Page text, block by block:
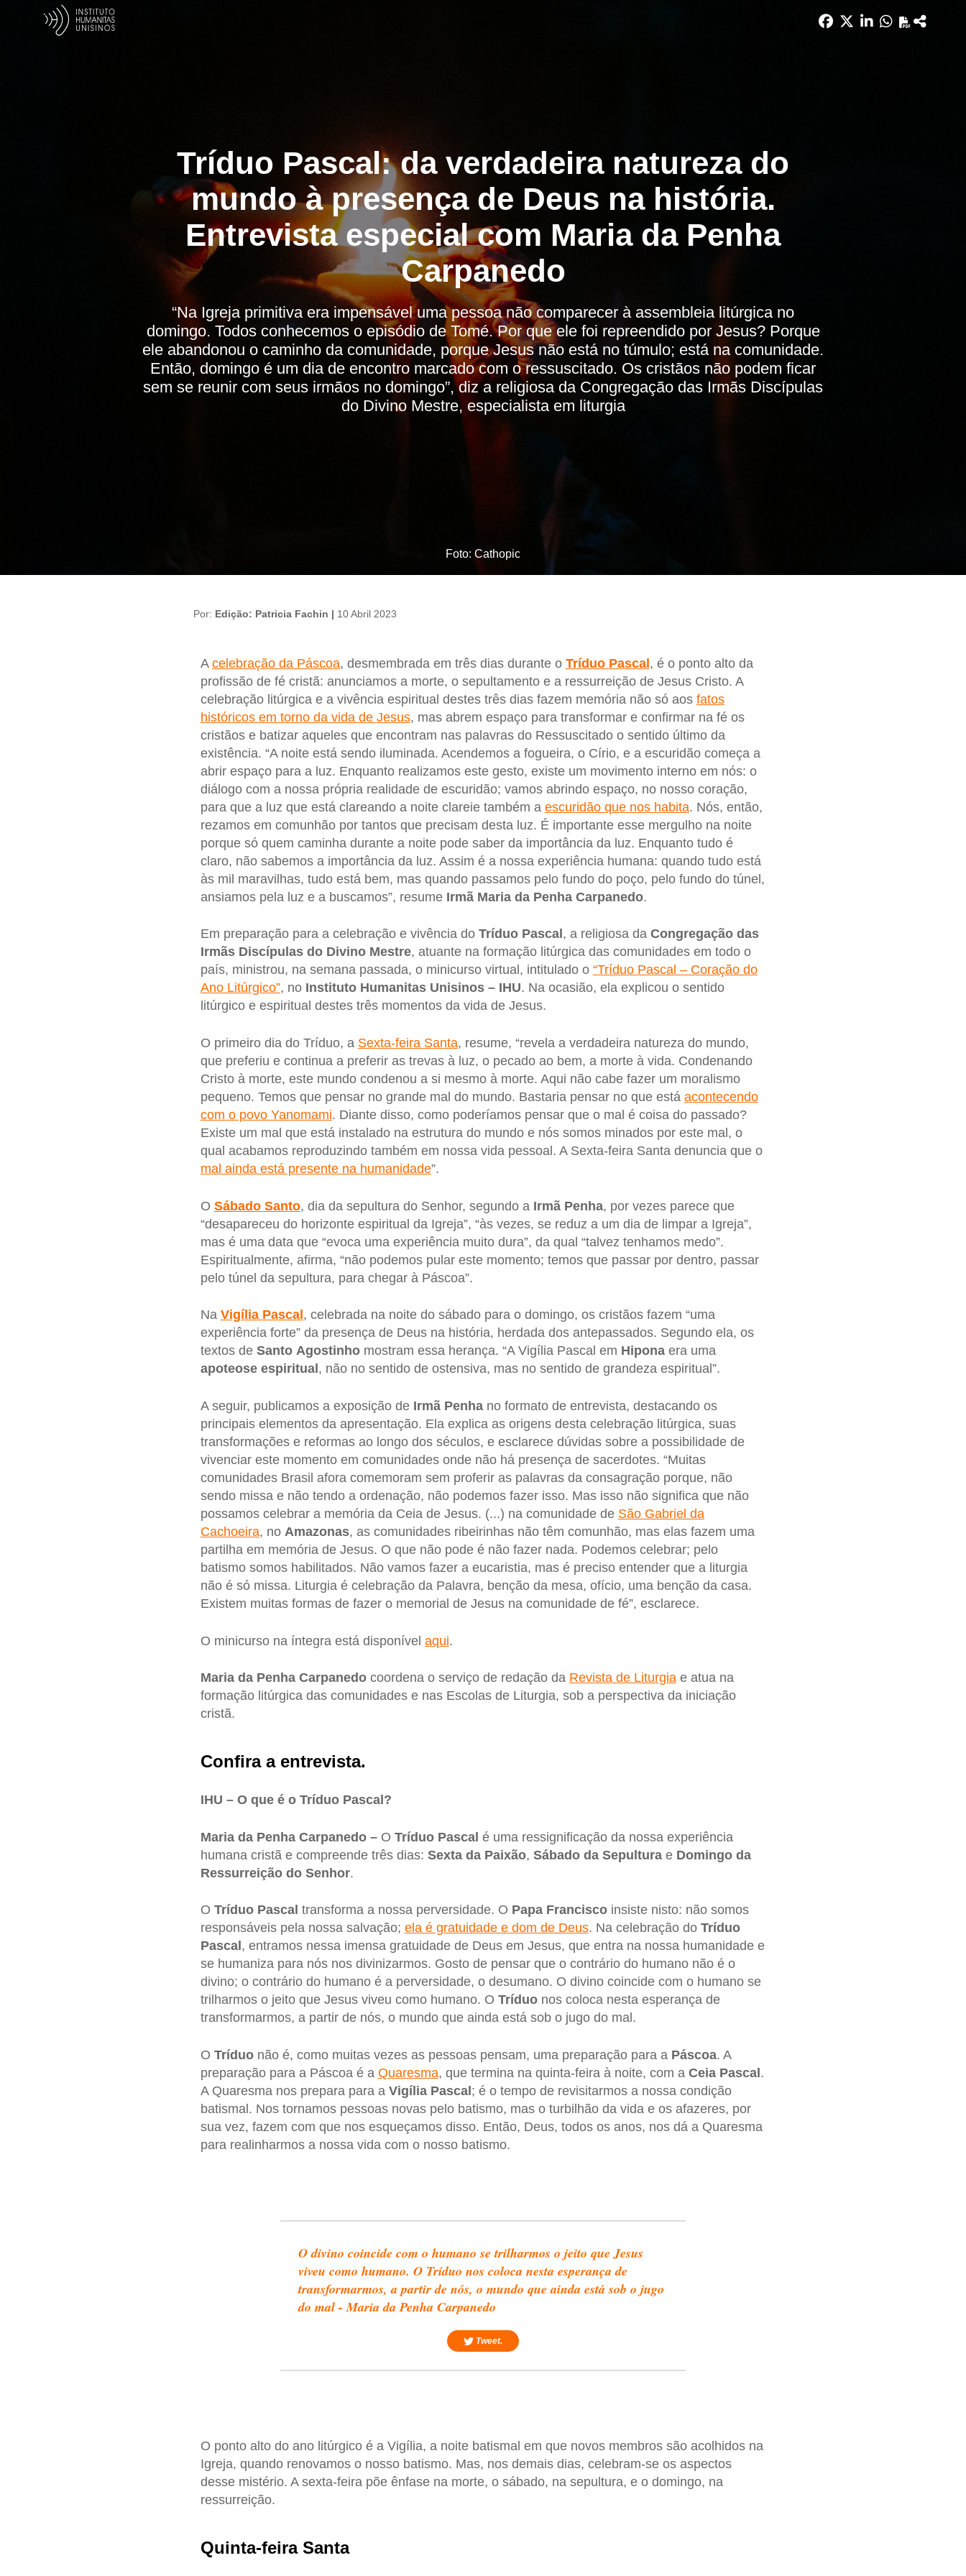
Tríduo Pascal: da verdadeira natureza do
mundo à presença de Deus na história.
Entrevista especial com Maria da Penha
Carpanedo
“Na Igreja primitiva era impensável uma pessoa não comparecer à assembleia litúrgica no
domingo. Todos conhecemos o episódio de Tomé. Por que ele foi repreendido por Jesus? Porque
ele abandonou o caminho da comunidade, porque Jesus não está no túmulo; está na comunidade.
Então, domingo é um dia de encontro marcado com o ressuscitado. Os cristãos não podem ficar
sem se reunir com seus irmãos no domingo”, diz a religiosa da Congregação das Irmãs Discípulas
do Divino Mestre, especialista em liturgia
Foto: Cathopic
Por: Edição: Patricia Fachin | 10 Abril 2023
A celebração da Páscoa, desmembrada em três dias durante o Tríduo Pascal, é o ponto alto da
profissão de fé cristã: anunciamos a morte, o sepultamento e a ressurreição de Jesus Cristo. A
celebração litúrgica e a vivência espiritual destes três dias fazem memória não só aos fatos
históricos em torno da vida de Jesus, mas abrem espaço para transformar e confirmar na fé os
cristãos e batizar aqueles que encontram nas palavras do Ressuscitado o sentido último da
existência. “A noite está sendo iluminada. Acendemos a fogueira, o Círio, e a escuridão começa a
abrir espaço para a luz. Enquanto realizamos este gesto, existe um movimento interno em nós: o
diálogo com a nossa própria realidade de escuridão; vamos abrindo espaço, no nosso coração,
para que a luz que está clareando a noite clareie também a escuridão que nos habita. Nós, então,
rezamos em comunhão por tantos que precisam desta luz. É importante esse mergulho na noite
porque só quem caminha durante a noite pode saber da importância da luz. Enquanto tudo é
claro, não sabemos a importância da luz. Assim é a nossa experiência humana: quando tudo está
às mil maravilhas, tudo está bem, mas quando passamos pelo fundo do poço, pelo fundo do túnel,
ansiamos pela luz e a buscamos”, resume Irmã Maria da Penha Carpanedo.
Em preparação para a celebração e vivência do Tríduo Pascal , a religiosa da Congregação das
Irmãs Discípulas do Divino Mestre, atuante na formação litúrgica das comunidades em todo o
país, ministrou, na semana passada, o minicurso virtual, intitulado o “Tríduo Pascal – Coração do
Ano Litúrgico”, no Instituto Humanitas Unisinos – IHU. Na ocasião, ela explicou o sentido
litúrgico e espiritual destes três momentos da vida de Jesus.
O primeiro dia do Tríduo, a Sexta-feira Santa, resume, “revela a verdadeira natureza do mundo,
que preferiu e continua a preferir as trevas à luz, o pecado ao bem, a morte à vida. Condenando
Cristo à morte, este mundo condenou a si mesmo à morte. Aqui não cabe fazer um moralismo
pequeno. Temos que pensar no grande mal do mundo. Bastaria pensar no que está acontecendo
com o povo Yanomami. Diante disso, como poderíamos pensar que o mal é coisa do passado?
Existe um mal que está instalado na estrutura do mundo e nós somos minados por este mal, o
qual acabamos reproduzindo também em nossa vida pessoal. A Sexta-feira Santa denuncia que o
mal ainda está presente na humanidade”.
O Sábado Santo, dia da sepultura do Senhor, segundo a Irmã Penha, por vezes parece que
“desapareceu do horizonte espiritual da Igreja”, “às vezes, se reduz a um dia de limpar a Igreja”,
mas é uma data que “evoca uma experiência muito dura”, da qual “talvez tenhamos medo”.
Espiritualmente, afirma, “não podemos pular este momento; temos que passar por dentro, passar
pelo túnel da sepultura, para chegar à Páscoa”.
Na Vigília Pascal , celebrada na noite do sábado para o domingo, os cristãos fazem “uma
experiência forte” da presença de Deus na história, herdada dos antepassados. Segundo ela, os
textos de Santo Agostinhomostram essa herança. “A Vigília Pascal em Hiponaera uma
apoteose espiritual , não no sentido de ostensiva, mas no sentido de grandeza espiritual”.
A seguir, publicamos a exposição de Irmã Penhano formato de entrevista, destacando os
principais elementos da apresentação. Ela explica as origens desta celebração litúrgica, suas
transformações e reformas ao longo dos séculos, e esclarece dúvidas sobre a possibilidade de
vivenciar este momento em comunidades onde não há presença de sacerdotes. “Muitas
comunidades Brasil afora comemoram sem proferir as palavras da consagração porque, não
sendo missa e não tendo a ordenação, não podemos fazer isso. Mas isso não significa que não
possamos celebrar a memória da Ceia de Jesus. (...) na comunidade de São Gabriel da
Cachoeira, no Amazonas, as comunidades ribeirinhas não têm comunhão, mas elas fazem uma
partilha em memória de Jesus. O que não pode é não fazer nada. Podemos celebrar; pelo
batismo somos habilitados. Não vamos fazer a eucaristia, mas é preciso entender que a liturgia
não é só missa. Liturgia é celebração da Palavra, benção da mesa, ofício, uma benção da casa.
Existem muitas formas de fazer o memorial de Jesus na comunidade de fé”, esclarece.
O minicurso na íntegra está disponível aqui.
Maria da Penha Carpanedocoordena o serviço de redação da Revista de Liturgiae atua na
formação litúrgica das comunidades e nas Escolas de Liturgia, sob a perspectiva da iniciação
cristã.
Confira a entrevista.
IHU – O que é o Tríduo Pascal?
Maria da Penha Carpanedo –O Tríduo Pascal é uma ressignificação da nossa experiência
humana cristã e compreende três dias: Sexta da Paixão, Sábado da Sepulturae Domingo da
Ressurreição do Senhor.
O Tríduo Pascal transforma a nossa perversidade. O Papa Franciscoinsiste nisto: não somos
responsáveis pela nossa salvação; ela é gratuidade e dom de Deus. Na celebração do Tríduo
Pascal , entramos nessa imensa gratuidade de Deus em Jesus, que entra na nossa humanidade e
se humaniza para nós nos divinizarmos. Gosto de pensar que o contrário do humano não é o
divino; o contrário do humano é a perversidade, o desumano. O divino coincide com o humano se
trilharmos o jeito que Jesus viveu como humano. O Tríduonos coloca nesta esperança de
transformarmos, a partir de nós, o mundo que ainda está sob o jugo do mal.
O Tríduonão é, como muitas vezes as pessoas pensam, uma preparação para a Páscoa. A
preparação para a Páscoa é a Quaresma, que termina na quinta-feira à noite, com a Ceia Pascal .
A Quaresma nos prepara para a Vigília Pascal ; é o tempo de revisitarmos a nossa condição
batismal. Nos tornamos pessoas novas pelo batismo, mas o turbilhão da vida e os afazeres, por
sua vez, fazem com que nos esqueçamos disso. Então, Deus, todos os anos, nos dá a Quaresma
para realinharmos a nossa vida com o nosso batismo.
O divino coincide com o humano se trilharmos o jeito que Jesus
viveu como humano. O Tríduo nos coloca nesta esperança de
transformarmos, a partir de nós, o mundo que ainda está sob o jugo
do mal - Maria da Penha Carpanedo
Tweet.
O ponto alto do ano litúrgico é a Vigília, a noite batismal em que novos membros são acolhidos na
Igreja, quando renovamos o nosso batismo. Mas, nos demais dias, celebram-se os aspectos
desse mistério. A sexta-feira põe ênfase na morte, o sábado, na sepultura, e o domingo, na
ressurreição.
Quinta-feira Santa